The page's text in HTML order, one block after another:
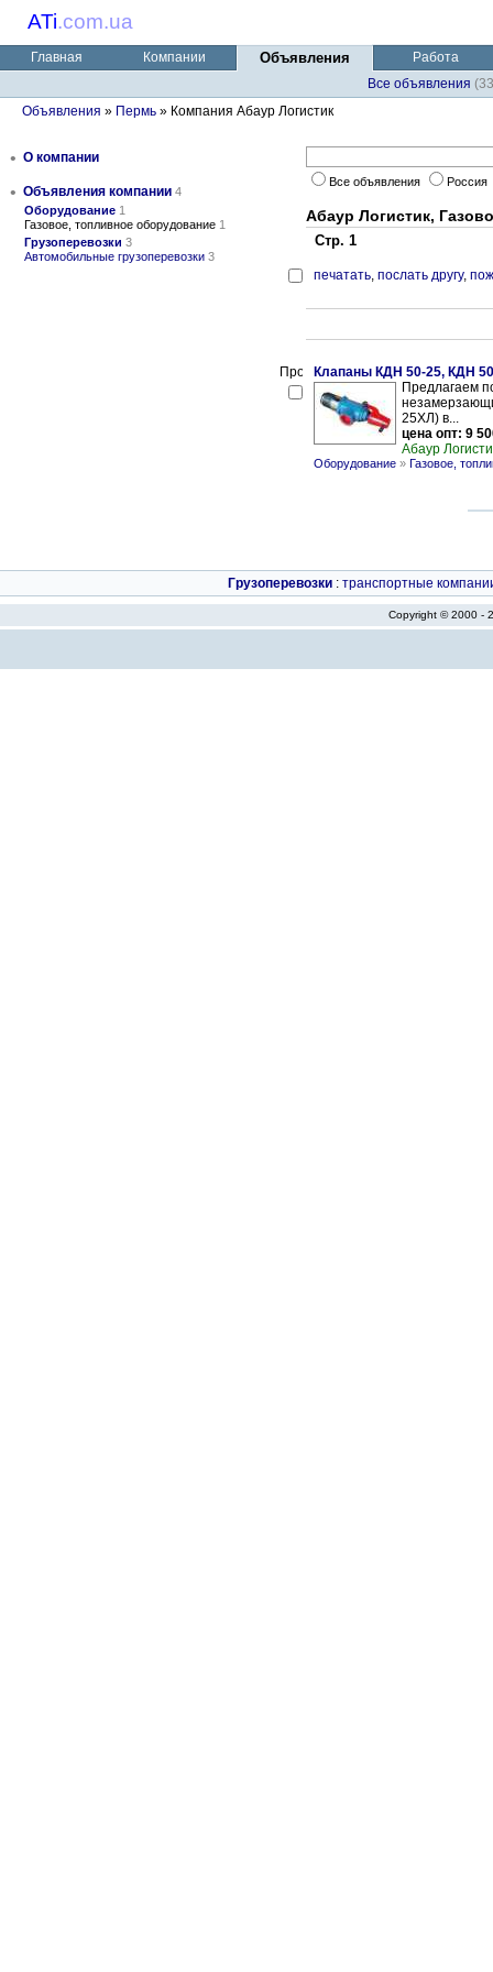
ATi.com.ua
Главная Компании Объявления
Работа
Все объявления
Объявления » Пермь » Компания Абаур Логистик
• О компании
• Объявления компании 4
Оборудование 1
Газовое, топливное оборудование 1
Грузоперевозки 3
Автомобильные грузоперевозки 3
Все объявления Россия
Абаур Логистик,
Стр. 1
печатать, послать другу,
Клапаны КДН 50-25, КДН
Предлагаем
25ХЛ) в...
цена опт: 9
Абаур
Оборудование » Газовое,
Грузоперевозки : транспортные
Copyright © 2000 -